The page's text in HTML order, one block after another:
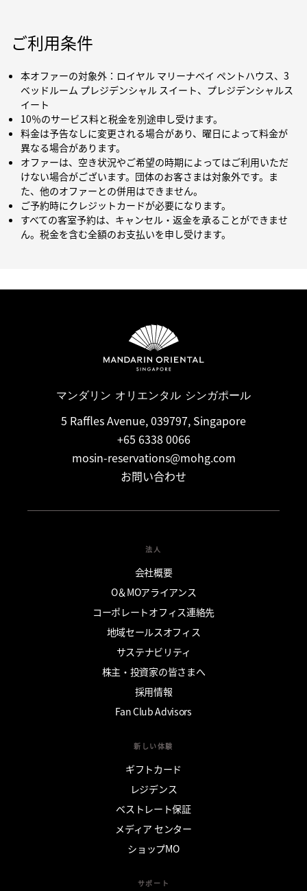
ご利用条件
本オファーの対象外：ロイヤル マリーナベイ ペントハウス、3
ベッドルーム プレジデンシャル スイート、プレジデンシャルス
イート
10％のサービス料と税金を別途申し受けます。
料金は予告なしに変更される場合があり、曜日によって料金が
異なる場合があります。
オファーは、空き状況やご希望の時期によってはご利用いただ
けない場合がございます。団体のお客さまは対象外です。ま
た、他のオファーとの併用はできません。
ご予約時にクレジットカードが必要になります。
すべての客室予約は、キャンセル・返金を承ることができませ
ん。税金を含む全額のお支払いを申し受けます。
マンダリン オリエンタル シンガポール
5 Raffles Avenue, 039797, Singapore
+65 6338 0066
mosin-reservations@mohg.com
お問い合わせ
法人
会社概要
O＆MOアライアンス
コーポレートオフィス連絡先
地域セールスオフィス
サステナビリティ
株主・投資家の皆さまへ
採用情報
Fan Club Advisors
新しい体験
ギフトカード
レジデンス
ベストレート保証
メディア センター
ショップMO
サポート